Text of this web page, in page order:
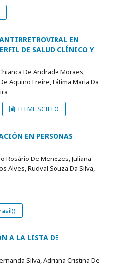
EN
DE SALUD CLÍNICO Y
De Andrade Moraes,
Aquino Freire, Fátima Maria Da
HTML SCIELO
EN PERSONAS
Rosário De Menezes, Juliana
Alves, Rudval Souza Da Silva,
A LA LISTA DE
Silva, Adriana Cristina De